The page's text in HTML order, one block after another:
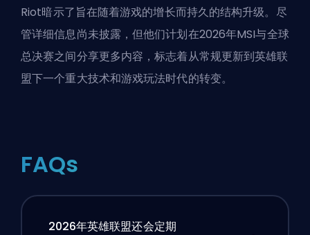
Riot暗示了旨在随着游戏的增长而持久的结构升级。尽
管详细信息尚未披露，但他们计划在2026年MSI与全球
总决赛之间分享更多内容，标志着从常规更新到英雄联
盟下一个重大技术和游戏玩法时代的转变。
FAQs
2026年英雄联盟还会定期